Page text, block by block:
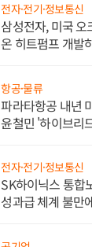
전자·전기·정보통신
삼성전자, 미국
온 히트펌프 개발
항공·물류
파라타항공 내년
윤철민 '하이브리
전자·전기·정보통신
SK하이닉스 통합
성과급 체계 불만